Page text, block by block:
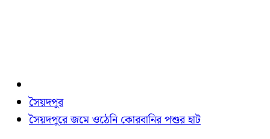
সৈয়দপুর
সৈয়দপুরে জমে ওঠেনি কোরবানির পশুর হাট